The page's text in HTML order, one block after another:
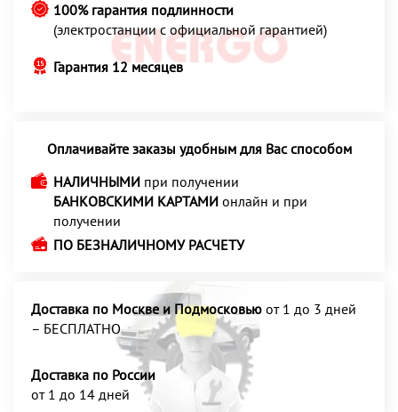
100% гарантия подлинности
(электростанции с официальной гарантией)
Гарантия 12 месяцев
Оплачивайте заказы удобным для Вас способом
НАЛИЧНЫМИ при получении
БАНКОВСКИМИ КАРТАМИ онлайн и при
получении
ПО БЕЗНАЛИЧНОМУ РАСЧЕТУ
Доставка по Москве и Подмосковью от 1 до 3 дней
– БЕСПЛАТНО
Доставка по России
от 1 до 14 дней